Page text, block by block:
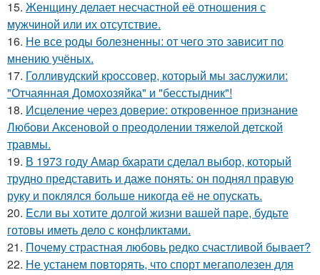
15. Женщину делает несчастной её отношения с
мужчиной или их отсутствие.
16. Не все роды болезненны: от чего это зависит по
мнению учёных.
17. Голливудский кроссовер, который мы заслужили:
"Отчаянная Домохозяйка" и "бесстыдник"!
18. Исцеление через доверие: откровенное признание
Любови Аксеновой о преодолении тяжелой детской
травмы.
19. В 1973 году Амар бхарати сделал выбор, который
трудно представить и даже понять: он поднял правую
руку и поклялся больше никогда её не опускать.
20. Eсли вы хотите долгой жизни вашей паре, будьте
готовы иметь дело с конфликтами.
21. Почему страстная любовь редко счастливой бывает?
22. Не устанем повторять, что спорт мегаполезен для